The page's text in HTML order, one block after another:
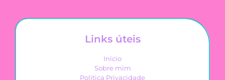
Links úteis
Início
Sobre mim
Política Privacidade